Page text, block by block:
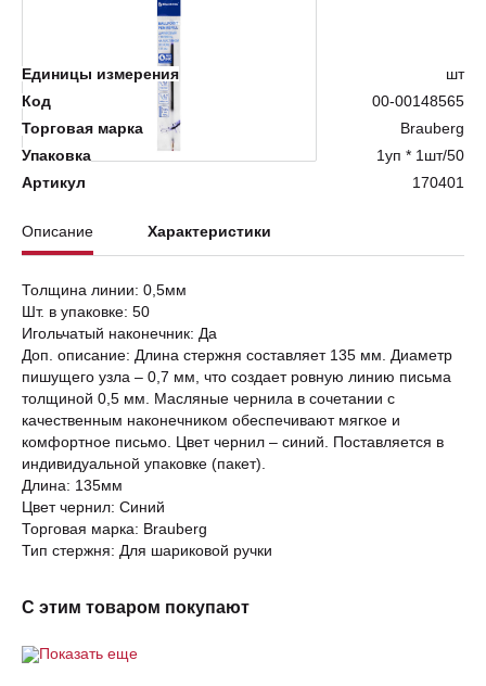
Нет в наличии
Единицы измерения
шт
Код
00-00148565
Торговая марка
Brauberg
Упаковка
1уп * 1шт/50
Артикул
170401
Описание Характеристики
Толщина линии: 0,5мм
Шт. в упаковке: 50
Игольчатый наконечник: Да
Доп. описание: Длина стержня составляет 135 мм. Диаметр
пишущего узла – 0,7 мм, что создает ровную линию письма
толщиной 0,5 мм. Масляные чернила в сочетании с
качественным наконечником обеспечивают мягкое и
комфортное письмо. Цвет чернил – синий. Поставляется в
индивидуальной упаковке (пакет).
Длина: 135мм
Цвет чернил: Синий
Торговая марка: Brauberg
Тип стержня: Для шариковой ручки
С этим товаром покупают
Показать еще